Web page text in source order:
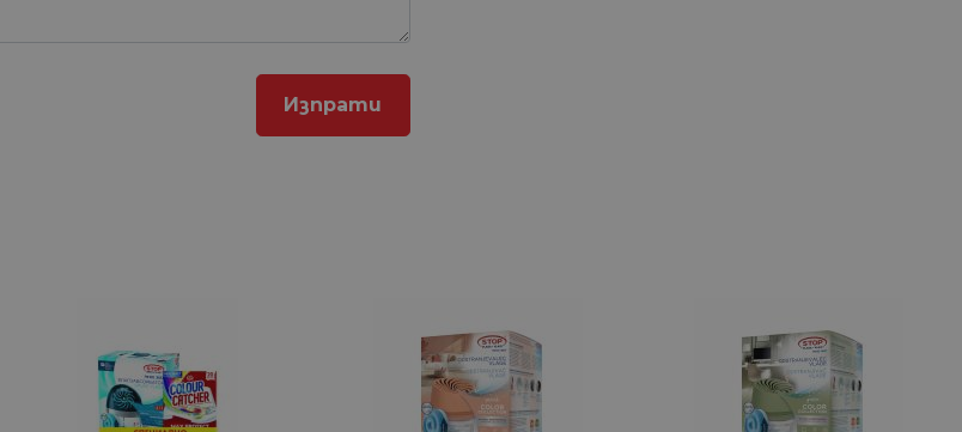
Това е от полза за уебсайта, за да се правят валидни отчети за
Използва се за влизане с Google